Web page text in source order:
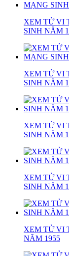
XEM TỬ VI
SINH NĂM
XEM TỬ VI
SINH NĂM
XEM TỬ VI
SINH NĂM
XEM TỬ VI
SINH NĂM
XEM TỬ VI
NĂM 1955